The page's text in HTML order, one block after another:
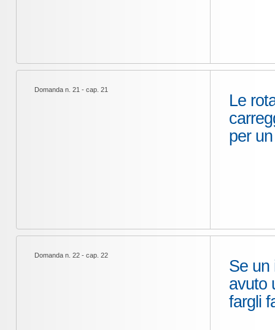
Domanda n. 21 - cap. 21
Le
per
Domanda n. 22 - cap. 22
Se un
avuto
fargli